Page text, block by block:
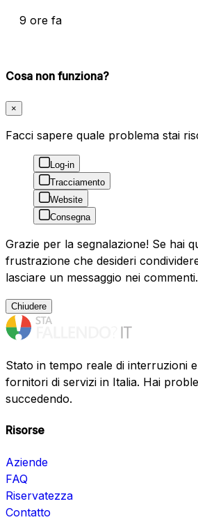
9 ore fa
Cosa non funziona?
×
Facci sapere quale problema stai
Log-in
Tracciamento
Website
Consegna
Grazie per la segnalazione! Se hai
frustrazione che desideri
lasciare un messaggio nei commenti.
Chiudere
Stato in tempo reale di interruzioni
fornitori di servizi in Italia. Hai
succedendo.
Risorse
Aziende
FAQ
Riservatezza
Contatto